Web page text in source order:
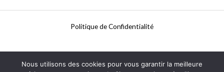
Politique de Confidentialité
Mentions Légales
Nous utilisons des cookies pour vous garantir la meilleure